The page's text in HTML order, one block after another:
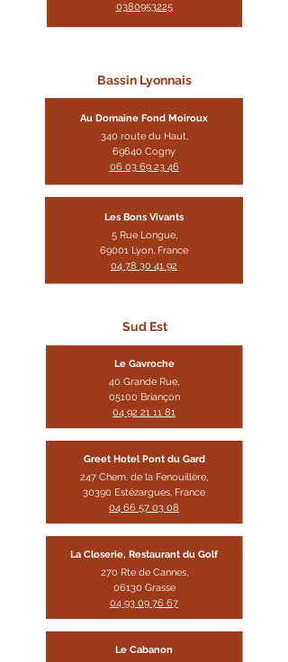
0380953225
Bassin Lyonnais
Au Domaine Fond Moiroux
340 route du Haut,
69640 Cogny
06 03 69 23 46
Les Bons Vivants
5 Rue Longue,
69001 Lyon, France
04 78 30 41 92
Sud Est
Le Gavroche
40 Grande Rue,
05100 Briançon
04 92 21 11 81
Greet Hotel Pont du Gard
247 Chem. de la Fenouillère,
30390 Estézargues, France
04 66 57 03 08
La Closerie, Restaurant du Golf
270 Rte de Cannes,
06130 Grasse
04 93 09 76 67
Le Cabanon